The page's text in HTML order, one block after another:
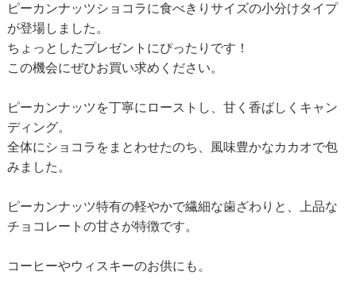
ピーカンナッツショコラに食べきりサイズの小分けタイプ
が登場しました。
ちょっとしたプレゼントにぴったりです！
この機会にぜひお買い求めください。
ピーカンナッツを丁寧にローストし、甘く香ばしくキャン
ディング。
全体にショコラをまとわせたのち、風味豊かなカカオで包
みました。
ピーカンナッツ特有の軽やかで繊細な歯ざわりと、上品な
チョコレートの甘さが特徴です。
コーヒーやウィスキーのお供にも。